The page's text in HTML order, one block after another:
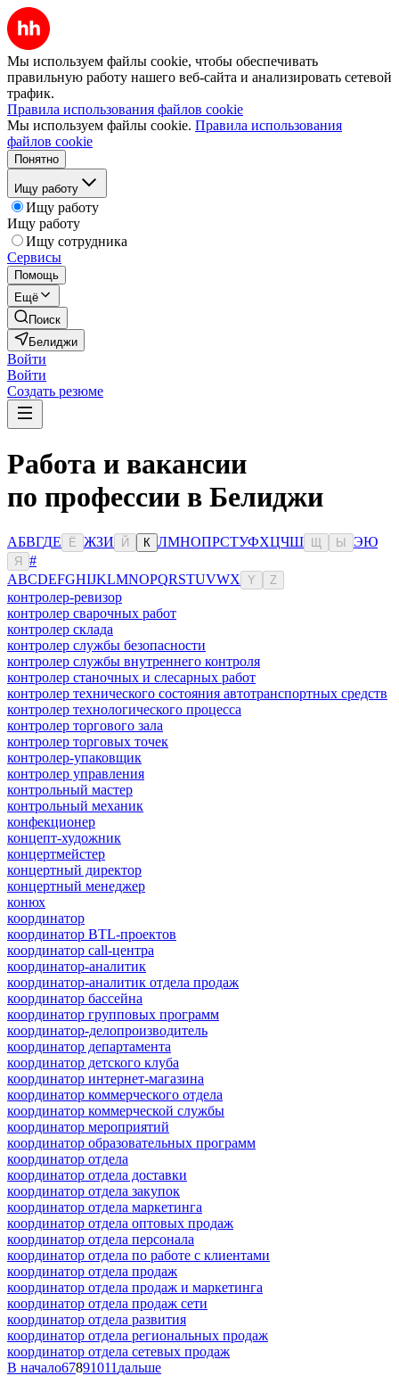
Мы используем файлы cookie, чтобы обеспечивать
правильную работу нашего веб-сайта и анализировать сетевой
трафик.
Правила использования файлов cookie
Мы используем файлы cookie. Правила использования
файлов cookie
Понятно
Ищу работу
Ищу работу
Ищу работу
Ищу сотрудника
Сервисы
Помощь
Ещё
Поиск
Белиджи
Войти
Войти
Создать резюме
Работа и вакансии
по профессии в Белиджи
АБВГДЕ Ё ЖЗИ Й К ЛМНОПРСТУФХЦЧШ Ы ЭЮ
Я
#
ABCDEFGHIJKLMNOPQRSTUVWX Y Z
контролер-ревизор
контролер сварочных работ
контролер склада
контролер службы безопасности
контролер службы внутреннего контроля
контролер станочных и слесарных работ
контролер технического состояния автотранспортных средств
контролер технологического процесса
контролер торгового зала
контролер торговых точек
контролер-упаковщик
контролер управления
контрольный мастер
контрольный механик
конфекционер
концепт-художник
концертмейстер
концертный директор
концертный менеджер
конюх
координатор
координатор BTL-проектов
координатор call-центра
координатор-аналитик
координатор-аналитик отдела продаж
координатор бассейна
координатор групповых программ
координатор-делопроизводитель
координатор департамента
координатор детского клуба
координатор интернет-магазина
координатор коммерческого отдела
координатор коммерческой службы
координатор мероприятий
координатор образовательных программ
координатор отдела
координатор отдела доставки
координатор отдела закупок
координатор отдела маркетинга
координатор отдела оптовых продаж
координатор отдела персонала
координатор отдела по работе с клиентами
координатор отдела продаж
координатор отдела продаж и маркетинга
координатор отдела продаж сети
координатор отдела развития
координатор отдела региональных продаж
координатор отдела сетевых продаж
В начало67891011 дальше